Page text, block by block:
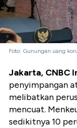
Foto: Gunungan uang
Jakarta, CNBC
penyimpangan
melibatkan
mencuat.
sedikitnya 10